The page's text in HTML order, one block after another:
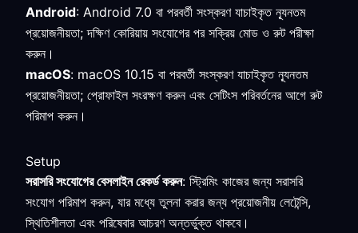
Android: Android 7.0 বা পরবর্তী সংস্করণ যাচাইকৃত ন্যূনতম
প্রয়োজনীয়তা; দক্ষিণ কোরিয়ায় সংযোগের পর সক্রিয় মোড ও রুট পরীক্ষা
করুন।
macOS: macOS 10.15 বা পরবর্তী সংস্করণ যাচাইকৃত ন্যূনতম
প্রয়োজনীয়তা; প্রোফাইল সংরক্ষণ করুন এবং সেটিংস পরিবর্তনের আগে রুট
পরিমাপ করুন।
Setup
সরাসরি সংযোগের বেসলাইন রেকর্ড করুন: স্ট্রিমিং কাজের জন্য সরাসরি
সংযোগ পরিমাপ করুন, যার মধ্যে তুলনা করার জন্য প্রয়োজনীয় লেটেন্সি,
স্থিতিশীলতা এবং পরিষেবার আচরণ অন্তর্ভুক্ত থাকবে।